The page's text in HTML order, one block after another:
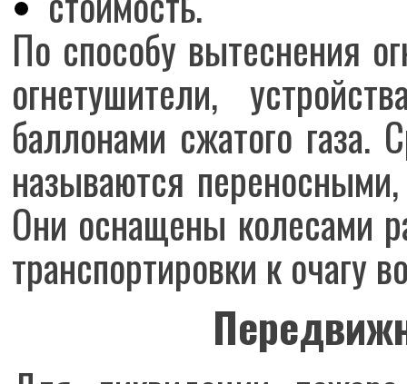
По способу вытеснения
огнетушители,
баллонами сжатого
называются
Они оснащены колесами
транспортировки к очагу